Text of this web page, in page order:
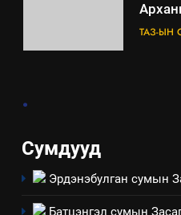
ТАЗ-ЫН
7
.
Сумдууд
Эрдэнэбулган сумын
Батцэнгэл сумын